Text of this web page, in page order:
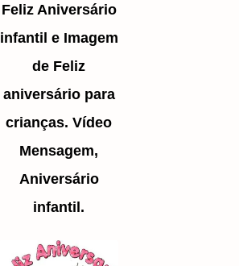
Feliz Aniversário
infantil e Imagem
de Feliz
aniversário para
crianças. Vídeo
Mensagem,
Aniversário
infantil.